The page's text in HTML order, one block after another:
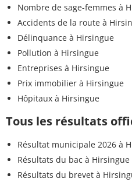
Nombre de sage-femmes à
Accidents de la route à
Délinquance à Hirsingue
Pollution à Hirsingue
Entreprises à Hirsingue
Prix immobilier à Hirsingue
Hôpitaux à Hirsingue
Tous les résultats
Résultat municipale 2026 à
Résultats du bac à Hirsingue
Résultats du brevet à